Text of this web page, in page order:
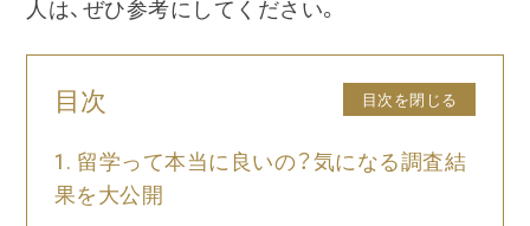
人は、ぜひ参考にしてください。
目次
留学って本当に良いの？気になる調査結
果を大公開
目次を閉じる